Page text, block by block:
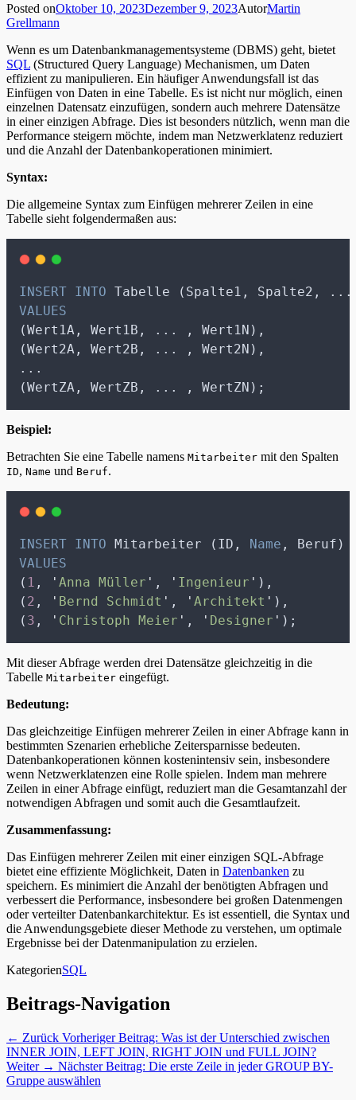
Posted onOktober 10, 2023Dezember 9, 2023AutorMartin
Grellmann
Wenn es um Datenbankmanagementsysteme (DBMS) geht, bietet
SQL (Structured Query Language) Mechanismen, um Daten
effizient zu manipulieren. Ein häufiger Anwendungsfall ist das
Einfügen von Daten in eine Tabelle. Es ist nicht nur möglich, einen
einzelnen Datensatz einzufügen, sondern auch mehrere Datensätze
in einer einzigen Abfrage. Dies ist besonders nützlich, wenn man die
Performance steigern möchte, indem man Netzwerklatenz reduziert
und die Anzahl der Datenbankoperationen minimiert.
Syntax:
Die allgemeine Syntax zum Einfügen mehrerer Zeilen in eine
Tabelle sieht folgendermaßen aus:
INSERT INTO Tabelle (Spalte1, Spalte2,
VALUES
(Wert1A, Wert1B, ... , Wert1N),
(Wert2A, Wert2B, ... , Wert2N),
...
(WertZA, WertZB, ... , WertZN);
Beispiel:
Betrachten Sie eine Tabelle namens Mitarbeiter mit den Spalten
ID, Name und Beruf.
INSERT INTO Mitarbeiter (ID, Name , Beruf)
VALUES
( 1 , ' Anna Müller ' , ' Ingenieur ' ),
( 2 , ' Bernd Schmidt ' , ' Architekt ' ),
( 3 , ' Christoph Meier ' , ' Designer ' );
Mit dieser Abfrage werden drei Datensätze gleichzeitig in die
Tabelle Mitarbeiter eingefügt.
Bedeutung:
Das gleichzeitige Einfügen mehrerer Zeilen in einer Abfrage kann in
bestimmten Szenarien erhebliche Zeitersparnisse bedeuten.
Datenbankoperationen können kostenintensiv sein, insbesondere
wenn Netzwerklatenzen eine Rolle spielen. Indem man mehrere
Zeilen in einer Abfrage einfügt, reduziert man die Gesamtanzahl der
notwendigen Abfragen und somit auch die Gesamtlaufzeit.
Zusammenfassung:
Das Einfügen mehrerer Zeilen mit einer einzigen SQL-Abfrage
bietet eine effiziente Möglichkeit, Daten in Datenbanken zu
speichern. Es minimiert die Anzahl der benötigten Abfragen und
verbessert die Performance, insbesondere bei großen Datenmengen
oder verteilter Datenbankarchitektur. Es ist essentiell, die Syntax und
die Anwendungsgebiete dieser Methode zu verstehen, um optimale
Ergebnisse bei der Datenmanipulation zu erzielen.
KategorienSQL
Beitrags-Navigation
← Zurück Vorheriger Beitrag: Was ist der Unterschied zwischen
INNER JOIN, LEFT JOIN, RIGHT JOIN und FULL JOIN?
Weiter → Nächster Beitrag: Die erste Zeile in jeder GROUP BY-
Gruppe auswählen